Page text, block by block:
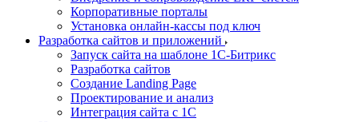
Корпоративные порталы
Установка онлайн-кассы под ключ
Разработка сайтов и приложений
Запуск сайта на шаблоне 1С-Битрикс
Разработка сайтов
Создание Landing Page
Проектирование и анализ
Интеграция сайта с 1С